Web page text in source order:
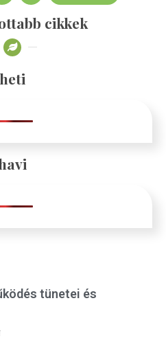
cikkek
heti
tünetei és